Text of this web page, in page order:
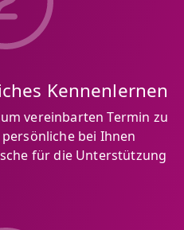
Kennenlernen
vereinbarten Termin zu
bei Ihnen
für die Unterstützung